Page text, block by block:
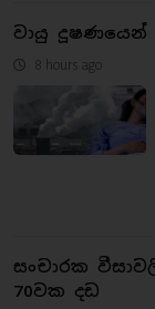
වායු දූෂණයෙන්
8 hours ago
සංචාරක
70වක දඩ